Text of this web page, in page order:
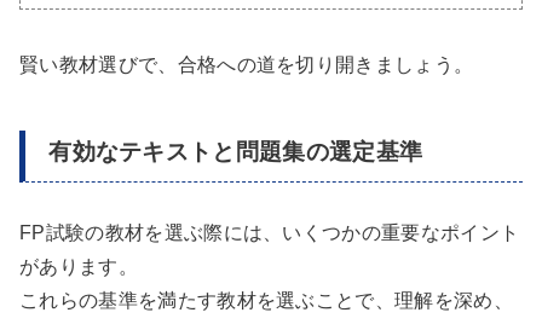
賢い教材選びで、合格への道を切り開きましょう。
有効なテキストと問題集の選定基準
FP試験の教材を選ぶ際には、いくつかの重要なポイント
があります。
これらの基準を満たす教材を選ぶことで、理解を深め、